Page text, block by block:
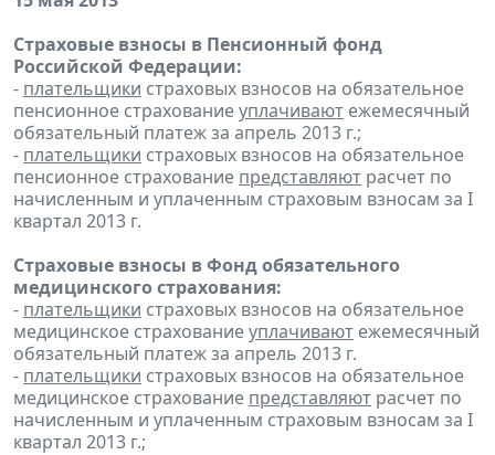
Страховые взносы в Пенсионный фонд
Российской Федерации:
- плательщики страховых взносов на обязательное
пенсионное страхованиеуплачивают ежемесячный
обязательный платеж за апрель 2013 г.;
- плательщики страховых взносов на обязательное
пенсионное страхование представляют расчет по
начисленным и уплаченным страховым взносам за I
квартал 2013 г.
Страховые взносы в Фонд обязательного
медицинского страхования:
- плательщики страховых взносов на обязательное
медицинское страхованиеуплачивают ежемесячный
обязательный платеж за апрель 2013 г.
- плательщики страховых взносов на обязательное
медицинское страхование представляют расчет по
начисленным и уплаченным страховым взносам за I
квартал 2013 г.;